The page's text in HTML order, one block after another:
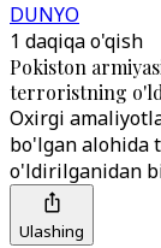
DUNYO
1 daqiqa o'qish
Pokiston
terroristning
Oxirgi
bo'lgan alohida
o'ldirilganidan
Ulashing